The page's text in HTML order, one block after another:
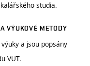
studia.
VÝUKOVÉ METODY
a jsou popsány
VUT.